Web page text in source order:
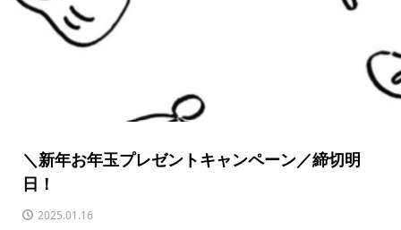
＼新年お年玉プレゼントキャンペーン／締切明
日！
2025.01.16